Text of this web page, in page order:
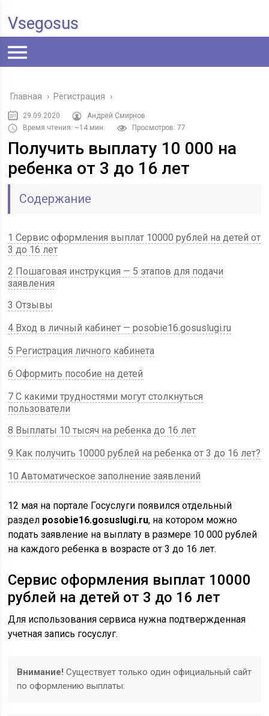
Vsegosus
Главная › Регистрация ›
29.09.2020
Андрей Смирнов
Время чтения: ~14 мин.
Просмотров: 77
Получить выплату 10 000 на
ребенка от 3 до 16 лет
Содержание
1 Сервис оформления выплат 10000 рублей на детей от
3 до 16 лет
2 Пошаговая инструкция — 5 этапов для подачи
заявления
3 Отзывы
4 Вход в личный кабинет — posobie16.gosuslugi.ru
5 Регистрация личного кабинета
6 Оформить пособие на детей
7 С какими трудностями могут столкнуться
пользователи
8 Выплаты 10 тысяч на ребенка до 16 лет
9 Как получить 10000 рублей на ребенка от 3 до 16 лет?
10 Автоматическое заполнение заявлений
12 мая на портале Госуслуги появился отдельный
раздел posobie16.gosuslugi.ru, на котором можно
подать заявление на выплату в размере 10 000 рублей
на каждого ребенка в возрасте от 3 до 16 лет.
Сервис оформления выплат 10000
рублей на детей от 3 до 16 лет
Для использования сервиса нужна подтвержденная
учетная запись госуслуг.
Внимание! Существует только один официальный сайт
по оформлению выплаты: